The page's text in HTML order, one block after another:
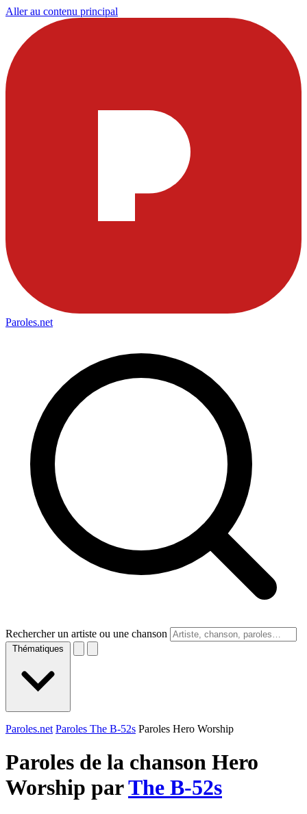
Aller au contenu principal
Paroles.net
Rechercher un artiste ou une chanson
Thématiques
Paroles.net Paroles The B-52s Paroles Hero Worship
Paroles de la chanson Hero
Worship parThe B-52s